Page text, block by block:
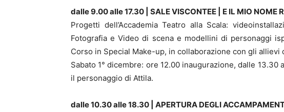
dalle 9.00 alle 17.30 | SALE VISCONTEE | E IL MIO NOME
Progetti dell’Accademia Teatro alla Scala:
Fotografia e Video di scena e modellini di personaggi
Corso in Special Make-up, in collaborazione con gli allievi
Sabato 1° dicembre: ore 12.00 inaugurazione, dalle
il personaggio di Attila.
dalle 10.30 alle 18.30 | APERTURA DEGLI